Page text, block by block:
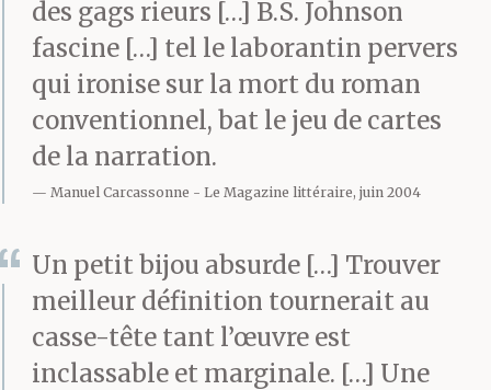
des gags rieurs […] B.S. Johnson
fascine […] tel le laborantin pervers
qui ironise sur la mort du roman
conventionnel, bat le jeu de cartes
de la narration.
Manuel Carcassonne Le Magazine littéraire, juin 2004
Un petit bijou absurde […] Trouver
meilleur définition tournerait au
casse-tête tant l’œuvre est
inclassable et marginale. […] Une